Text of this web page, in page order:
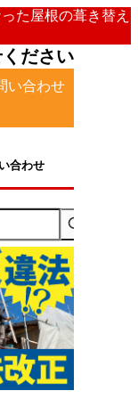
た屋根の葺き替え
ださい
い合わせ
合わせ